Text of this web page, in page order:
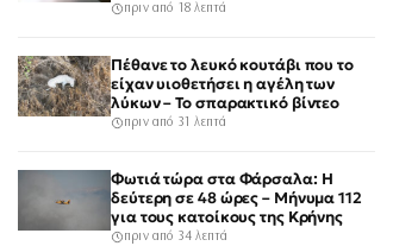
πριν από 18 λεπτά
Πέθανε το λευκό κουτάβι που το
είχαν υιοθετήσει η αγέλη των
λύκων – Το σπαρακτικό βίντεο
πριν από 31 λεπτά
Φωτιά τώρα στα Φάρσαλα: Η
δεύτερη σε 48 ώρες – Μήνυμα 112
για τους κατοίκους της Κρήνης
πριν από 34 λεπτά